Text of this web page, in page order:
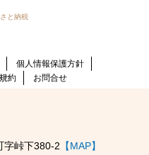
個人情報保護方針
約 お問合せ
字峠下380-2 【MAP】